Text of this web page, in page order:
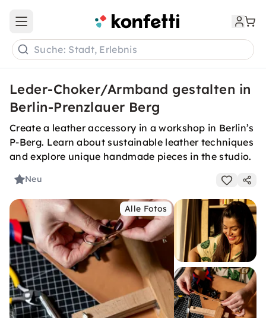
Open main menu
Suche: Stadt, Erlebnis
Leder-Choker/Armband gestalten in
Berlin-Prenzlauer Berg
Create a leather accessory in a workshop in Berlin’s
P-Berg. Learn about sustainable leather techniques
and explore unique handmade pieces in the studio.
Neu
Alle Fotos